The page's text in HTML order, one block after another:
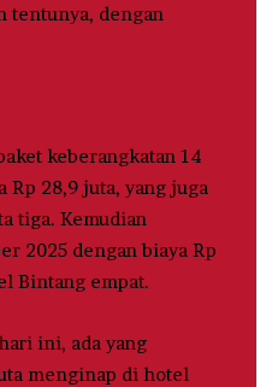
tentunya, dengan
keberangkatan 14
Rp 28,9 juta, yang juga
tiga. Kemudian
2025 dengan biaya Rp
Bintang empat.
ini, ada yang
menginap di hotel